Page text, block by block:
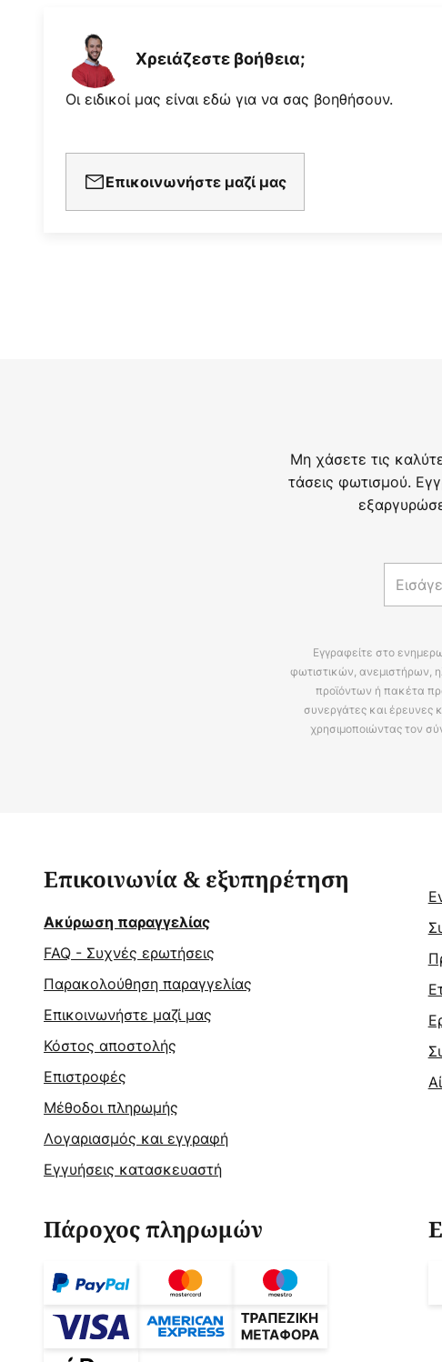
Χρειάζεστε βοήθεια;
Οι ειδικοί μας είναι εδώ για να σας βοηθήσουν.
Επικοινωνήστε μαζί μας
Μη χάσετε τις
τάσεις φωτισμού.
Εγγραφείτε στο
φωτιστικών, ανεμιστήρων,
προϊόντων ή πακέτα
συνεργάτες και έρευνες
χρησιμοποιώντας τον
Επικοινωνία & εξυπηρέτηση
Ακύρωση παραγγελίας
FAQ - Συχνές ερωτήσεις
Παρακολούθηση παραγγελίας
Επικοινωνήστε μαζί μας
Κόστος αποστολής
Επιστροφές
Μέθοδοι πληρωμής
Λογαριασμός και εγγραφή
Εγγυήσεις κατασκευαστή
Πάροχος πληρωμών